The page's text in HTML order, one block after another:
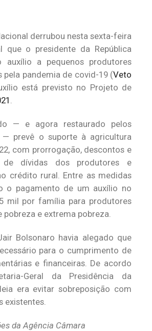
derrubou nesta sexta-feira
que o presidente da República
auxílio a pequenos produtores
pela pandemia de covid-19 (Veto
está previsto no Projeto de
.
— e agora restaurado pelos
— prevê o suporte à agricultura
com prorrogação, descontos e
de dívidas dos produtores e
crédito rural. Entre as medidas
o pagamento de um auxílio no
mil por família para produtores
pobreza e extrema pobreza.
Bolsonaro havia alegado que
para o cumprimento de
e financeiras. De acordo
Geral da Presidência da
era evitar sobreposição com
existentes.
da Agência Câmara